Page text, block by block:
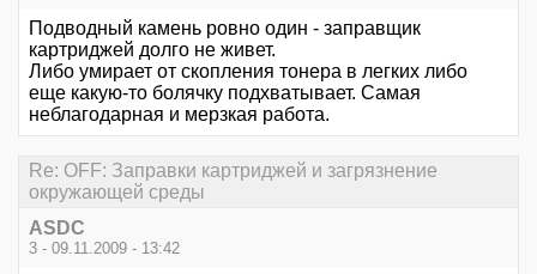
Подводный камень ровно один - заправщик
картриджей долго не живет.
Либо умирает от скопления тонера в легких либо
еще какую-то болячку подхватывает. Самая
неблагодарная и мерзкая работа.
Re: OFF: Заправки картриджей и загрязнение
окружающей среды
ASDC
3 - 09.11.2009 - 13:42